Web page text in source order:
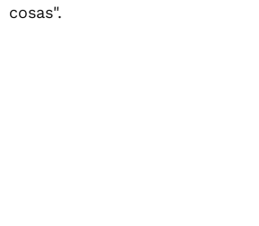
cosas".